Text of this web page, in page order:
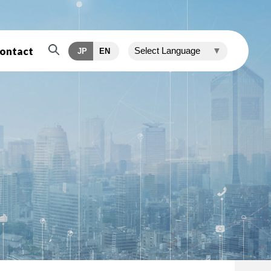
Select Language ▼
JP EN